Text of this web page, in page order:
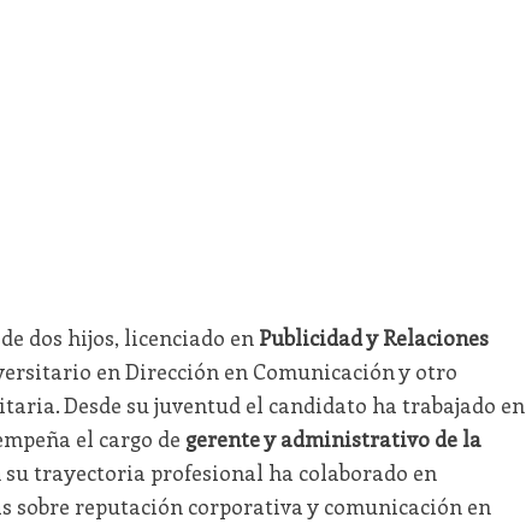
dos hijos, licenciado en Publicidad y Relaciones
en Dirección en Comunicación y otro
Desde su juventud el candidato ha trabajado en
el cargo de gerente y administrativo de la
su trayectoria profesional ha colaborado en
sobre reputación corporativa y comunicación en